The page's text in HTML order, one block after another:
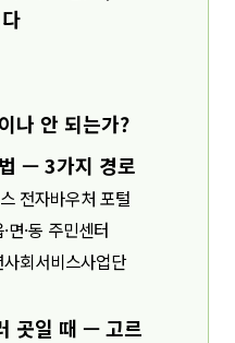
나 안 되는가?
— 3가지 경로
전자바우처 포털
·동 주민센터
회서비스사업단
곳일 때 — 고르